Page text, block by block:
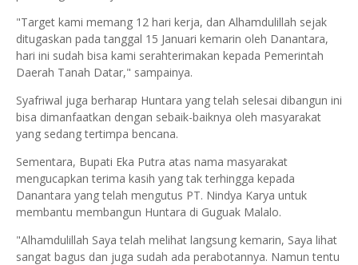
"Target kami memang 12 hari kerja, dan Alhamdulillah sejak
ditugaskan pada tanggal 15 Januari kemarin oleh Danantara,
hari ini sudah bisa kami serahterimakan kepada Pemerintah
Daerah Tanah Datar," sampainya.
Syafriwal juga berharap Huntara yang telah selesai dibangun ini
bisa dimanfaatkan dengan sebaik-baiknya oleh masyarakat
yang sedang tertimpa bencana.
Sementara, Bupati Eka Putra atas nama masyarakat
mengucapkan terima kasih yang tak terhingga kepada
Danantara yang telah mengutus PT. Nindya Karya untuk
membantu membangun Huntara di Guguak Malalo.
"Alhamdulillah Saya telah melihat langsung kemarin, Saya lihat
sangat bagus dan juga sudah ada perabotannya. Namun tentu